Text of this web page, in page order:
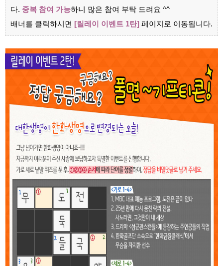
다. 중복 참여 가능하니 많은 참여 부탁 드려요 ^^
배너를 클릭하시면 [릴레이 이벤트 1탄] 페이지로 이동됩니다.